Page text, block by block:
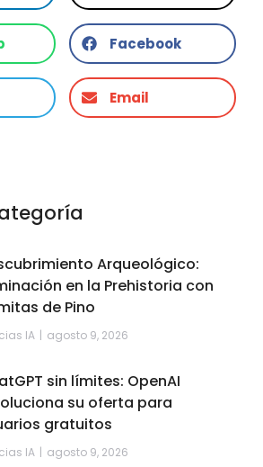
Facebook
Email
Arqueológico:
en la Prehistoria con
de Pino
IA agosto 9, 2026
sin límites: OpenAI
su oferta para
gratuitos
IA agosto 9, 2026